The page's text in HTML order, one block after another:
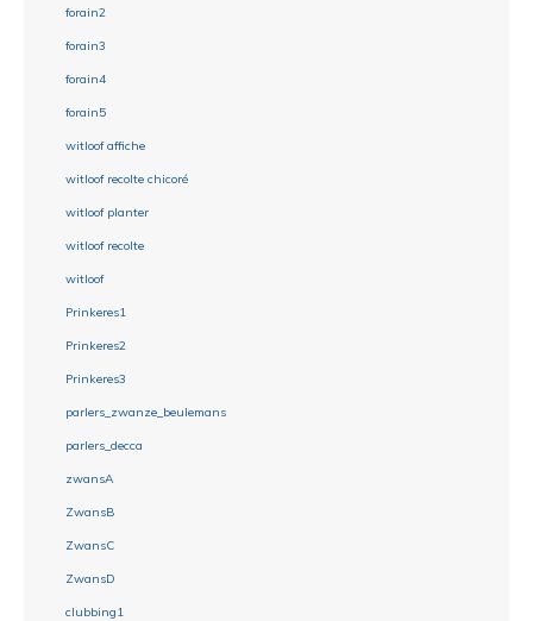
forain2
forain3
forain4
forain5
witloof affiche
witloof recolte chicoré
witloof planter
witloof recolte
witloof
Prinkeres1
Prinkeres2
Prinkeres3
parlers_zwanze_beulemans
parlers_decca
zwansA
ZwansB
ZwansC
ZwansD
clubbing1